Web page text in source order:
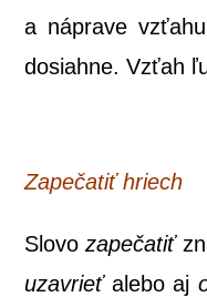
a nápra­ve
dosiah­ne. Vzťah
Zape­ča­tiť hriech
Slo­vo zape­ča­tiť
uzav­rieťale­bo aj